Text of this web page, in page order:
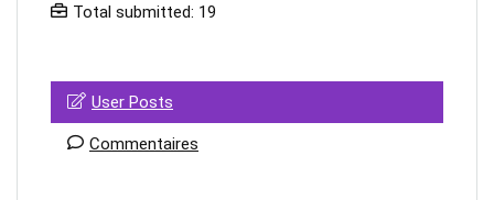
Total submitted: 19
User Posts
Commentaires